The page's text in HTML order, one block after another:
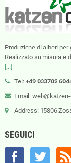
Produzione di alberi
Realizzato su misura e
[...]
Tel: +49 033702
Email:
Address: 15806
SEGUICI
Facebook Twitter